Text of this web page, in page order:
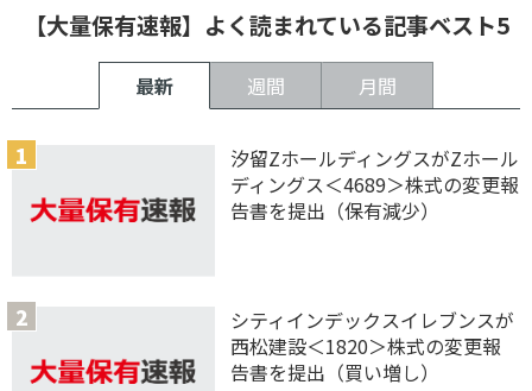
【大量保有速報】よく読まれている記事ベスト5
最新 週間 月間
汐留ZホールディングスがZホール
ディングス＜4689＞株式の変更報
告書を提出（保有減少）
シティインデックスイレブンスが
西松建設＜1820＞株式の変更報
告書を提出（買い増し）